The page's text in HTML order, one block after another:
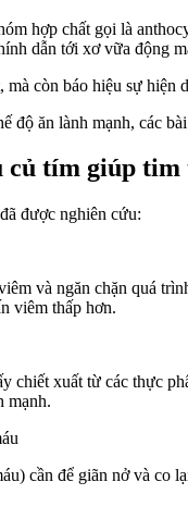
hợp chất gọi là
dẫn tới xơ vữa động
còn báo hiệu sự hiện
độ ăn lành mạnh, các
củ tím giúp tim
được nghiên cứu:
và ngăn chặn quá
viêm thấp hơn.
chiết xuất từ các thực
mạnh.
cần để giãn nở và co